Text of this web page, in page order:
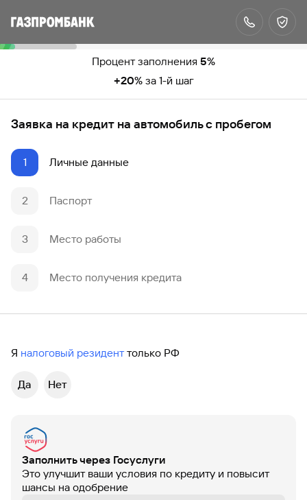
Процент заполнения 5%
+20%за 1-й шаг
Заявка на кредит на автомобиль с пробегом
1 Личные данные
2 Паспорт
3 Место работы
4 Место получения кредита
Я налоговый резиденттолько РФ
Да Нет
Заполнить через Госуслуги
Это улучшит ваши условия по кредиту и повысит
шансы на одобрение